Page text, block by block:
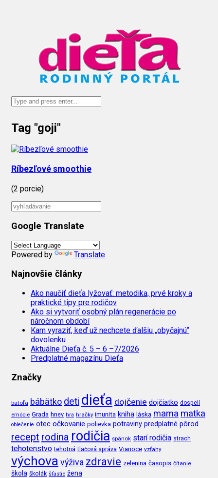
Tag "goji"
Ríbezľové smoothie
(2 porcie)
Google Translate
Powered by Translate
Najnovšie články
Ako naučiť dieťa lyžovať: metodika, prvé kroky a
praktické tipy pre rodičov
Ako si vytvoriť osobný plán regenerácie po
náročnom období
Kam vyraziť, keď už nechcete ďalšiu „obyčajnú“
dovolenku
Aktuálne Dieťa č. 5 – 6 –7/2026
Predplatné magazínu Dieťa
Značky
batoľa bábätko deti dieťa dojčenie dojčiatko dospelí
emócie Grada hnev hra hračky imunita kniha láska mama matka
oblečenie otec očkovanie polievka potraviny predplatné pôrod
recept rodina rodičia spánok starí rodičia strach
tehotenstvo tehotná tlačová správa Vianoce vzťahy
výchova výživa zdravie zelenina časopis čítanie
škola školák šťastie žena